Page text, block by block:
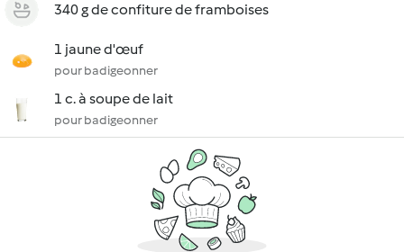
340 g de confiture de framboises
1 jaune d'œuf
pour badigeonner
1 c. à soupe de lait
pour badigeonner